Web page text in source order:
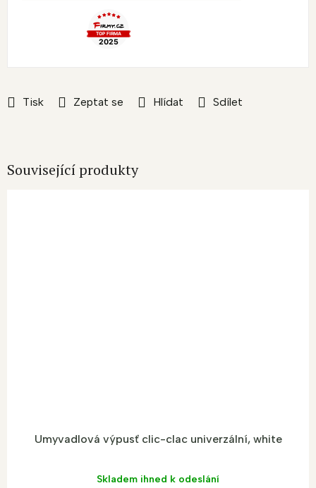
Tisk Zeptat se Hlídat Sdílet
Související produkty
Umyvadlová výpusť clic-clac univerzální, white
Skladem ihned k odeslání